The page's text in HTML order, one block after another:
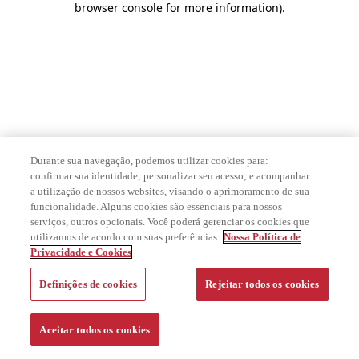
browser console for more information).
Durante sua navegação, podemos utilizar cookies para:
confirmar sua identidade; personalizar seu acesso; e acompanhar
a utilização de nossos websites, visando o aprimoramento de sua
funcionalidade. Alguns cookies são essenciais para nossos
serviços, outros opcionais. Você poderá gerenciar os cookies que
utilizamos de acordo com suas preferências. Nossa Política de
Privacidade e Cookies
Definições de cookies Rejeitar todos os cookies
Aceitar todos os cookies